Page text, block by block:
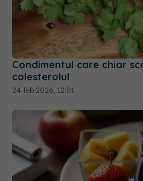
Condimentul care chiar
colesterolul
24 feb 2026, 12:01